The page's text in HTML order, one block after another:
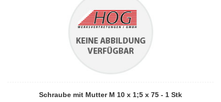
Schraube mit Mutter M 10 x 1;5 x 75 - 1 Stk